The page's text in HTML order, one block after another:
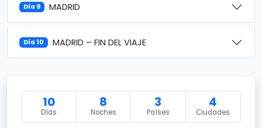
Día 9 MADRID
Día 10 MADRID – FIN DEL VIAJE
10
Días
8
Noches
3
Países
4
Ciudades